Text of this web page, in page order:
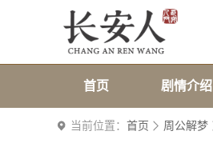
首页 剧情介绍
当前位置： 首页 周公解梦